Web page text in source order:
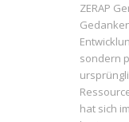
ZERAP
sondern
hat sich